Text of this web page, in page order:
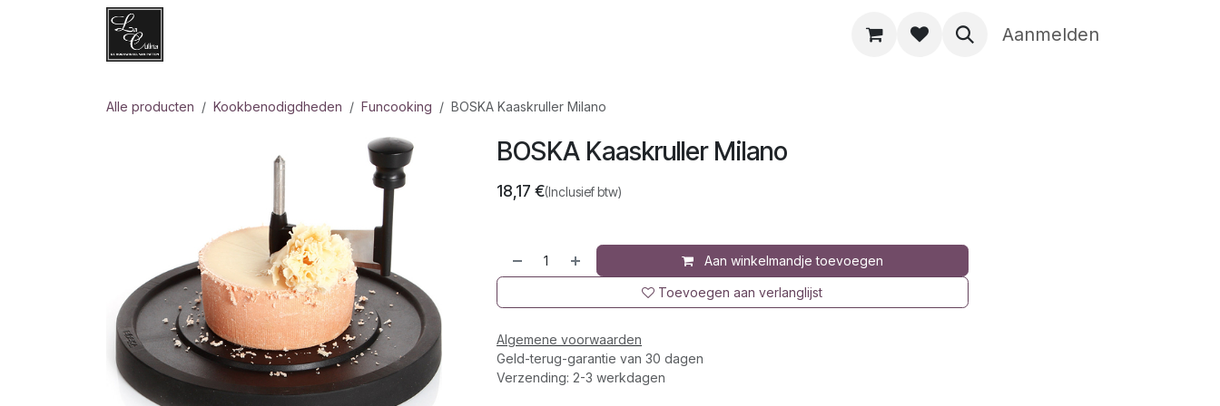
Overslaan naar inhoud
Aanmelden
Alle producten Kookbenodigdheden Funcooking BOSKA Kaaskruller Milano
BOSKA Kaaskruller Milano
18,17 €(Inclusief btw)
Aan winkelmandje toevoegen
Toevoegen aan verlanglijst
Algemene voorwaarden
Geld-terug-garantie van 30 dagen
Verzending: 2-3 werkdagen